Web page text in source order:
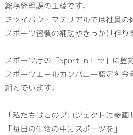
総務経理課の工藤です。
ミツイバウ・マテリアルでは社員の
スポーツ習慣の補助やきっかけ作り
スポーツ庁の「Sport in Life」に登
スポーツエールカンパニー認定を今
組んでいます。
「私たちはこのプロジェクトに参画
「毎日の生活の中にスポーツを」